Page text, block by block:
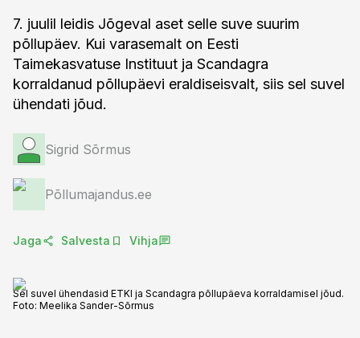
7. juulil leidis Jõgeval aset selle suve suurim
põllupäev. Kui varasemalt on Eesti
Taimekasvatuse Instituut ja Scandagra
korraldanud põllupäevi eraldiseisvalt, siis sel suvel
ühendati jõud.
Sigrid Sõrmus
Põllumajandus.ee
Jaga Salvesta Vihja
Sel suvel ühendasid ETKI ja Scandagra põllupäeva korraldamisel jõud.
Foto: Meelika Sander-Sõrmus